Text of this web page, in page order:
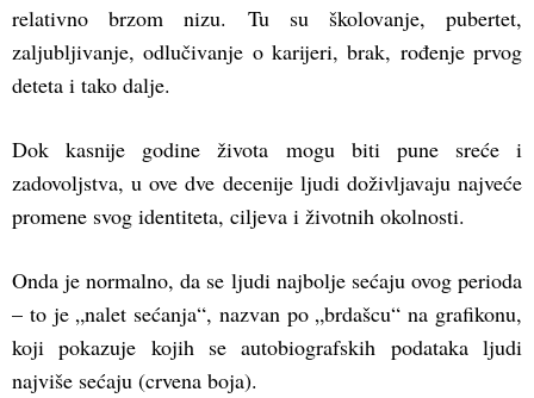
relativno brzom nizu. Tu su školovanje, pubertet,
zaljubljivanje, odlučivanje o karijeri, brak, rođenje prvog
deteta i tako dalje.
Dok kasnije godine života mogu biti pune sreće i
zadovoljstva, u ove dve decenije ljudi doživljavaju najveće
promene svog identiteta, ciljeva i životnih okolnosti.
Onda je normalno, da se ljudi najbolje sećaju ovog perioda
– to je „nalet sećanja“, nazvan po „brdašcu“ na grafikonu,
koji pokazuje kojih se autobiografskih podataka ljudi
najviše sećaju (crvena boja).